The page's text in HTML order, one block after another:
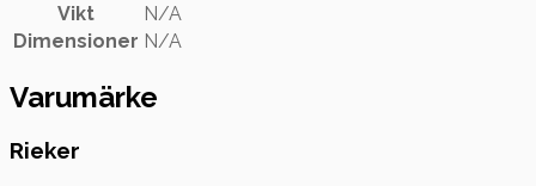
Vikt
N/A
Dimensioner N/A
Varumärke
Rieker